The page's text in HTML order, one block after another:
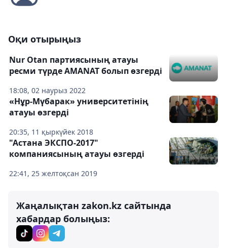
Оқи отырыңыз
18:08, 02 наурыз 2022
Nur Otan партиясының атауы
ресми түрде AMANAT болып өзгерді
20:35, 11 қыркүйек 2018
«Нұр-Мүбарак» университетінің
атауы өзгерді
22:41, 25 желтоқсан 2019
"Астана ЭКСПО-2017"
компаниясының атауы өзгерді
Жаңалықтан zakon.kz сайтында
хабардар болыңыз: